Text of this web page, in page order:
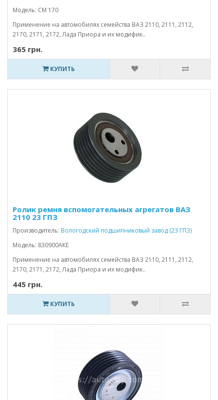
Модель: CM 170
Применение на автомобилях семейства ВАЗ 2110, 2111, 2112,
2170, 2171, 2172, Лада Приора и их модифик..
365 грн.
КУПИТЬ
Ролик ремня вспомогательных агрегатов ВАЗ
2110 23 ГПЗ
Производитель: Вологодский подшипниковый завод (23 ГПЗ)
Модель: 830900АКЕ
Применение на автомобилях семейства ВАЗ 2110, 2111, 2112,
2170, 2171, 2172, Лада Приора и их модифик..
445 грн.
КУПИТЬ